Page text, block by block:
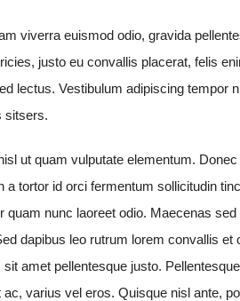
viverra euismod odio, gravida
justo eu convallis placerat, felis
lectus. Vestibulum adipiscing tempor
sitsers.
ut quam vulputate elementum.
tortor id orci fermentum sollicitudin
nunc laoreet odio. Maecenas
dapibus leo rutrum lorem convallis
amet pellentesque justo.
varius vel eros. Quisque nisl ante,